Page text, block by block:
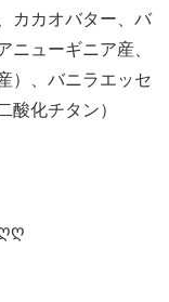
カカオバター、バ
ニューギニア産、
）、バニラエッセ
酸化チタン）